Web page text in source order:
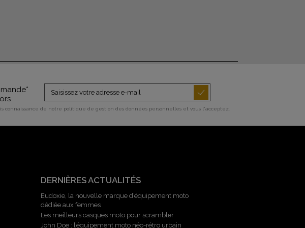
connaissance de notre politique de gestion des données personnelles et vous l'acceptez.
DERNIÈRES ACTUALITÉS
Eudoxie, la nouvelle marque d’équipement moto
dédiée aux femmes
Les meilleurs casques moto pour scrambler
John Doe : l’équipement moto néo-rétro urbain